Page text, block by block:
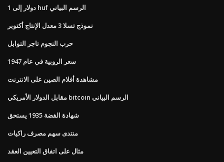
1 دولار إلى huf الرسم البياني
نموذج تسلا 3 معدل الإنتاج أكتوبر
حرب النجوم تاجر التوابل
سعر الروبية في عام 1947
مشاهدة أفلام الصين على الانترنت
مقابل الدولار الأمريكي bitcoin الرسم البياني
شهادة الفضة 1935 يستحق
منتدى سهم مصرف راكيات
مثال على اتفاق التعيين العقد